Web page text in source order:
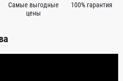
Самые выгодные
цены
100% гарантия